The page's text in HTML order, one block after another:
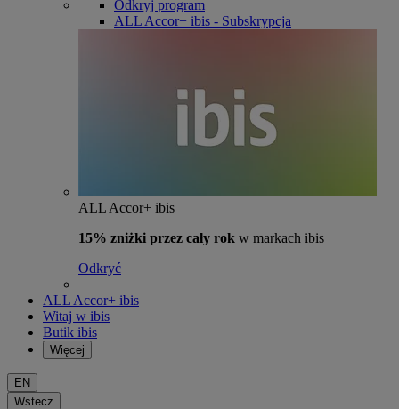
Odkryj program
ALL Accor+ ibis - Subskrypcja
ALL Accor+ ibis
15% zniżki przez cały rok w markach ibis
Odkryć
ALL Accor+ ibis
Witaj w ibis
Butik ibis
Więcej
EN
Wstecz